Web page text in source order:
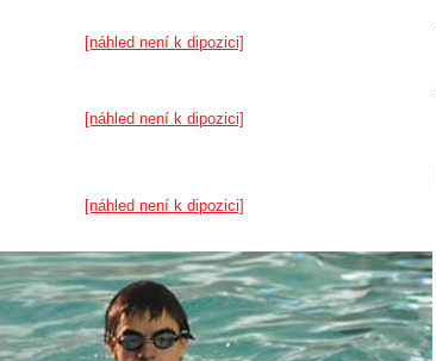
[náhled není k dipozici]
[náhled není k dipozici]
[náhled není k dipozici]